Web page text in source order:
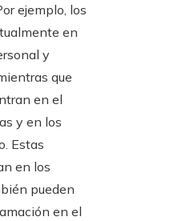
ejemplo, los
en
y
que
en el
y en los
Estas
en los
pueden
en el